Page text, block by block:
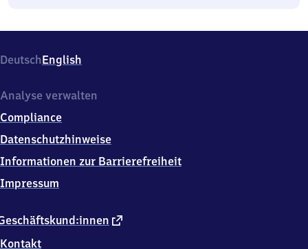
DeutschEnglish
externer
Kontakt
Analyse verwalten
Compliance
Datenschutzhinweise
Informationen zur Barrierefreiheit
Impressum